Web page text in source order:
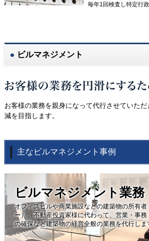
毎年1回検査し特定行
ビルマネジメント
お客様の業務を親身になって代行させていただ
減を目指します。
主なビルマネジメント事例
ビルマネジメント業務
オフィスビルや商業施設などの建築物の所有者
ー）、不動産投資家様に代わって、営業・事
の確保など建築物の経営全般の業務を代行しま